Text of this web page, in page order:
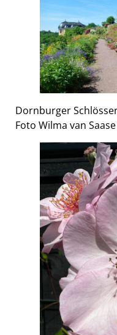
Dornburger
Foto Wilma van Saase